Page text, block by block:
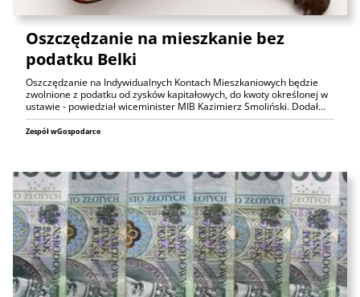
Oszczędzanie na mieszkanie bez
podatku Belki
Oszczędzanie na Indywidualnych Kontach Mieszkaniowych będzie
zwolnione z podatku od zysków kapitałowych, do kwoty określonej w
ustawie - powiedział wiceminister MIB Kazimierz Smoliński. Dodał…
Zespół wGospodarce